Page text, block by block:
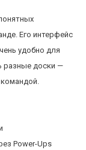
Его интерфейс
удобно для
разные доски —
Power-Ups